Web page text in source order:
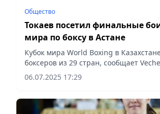
Общество
Токаев посетил финальные
мира по боксу в Астане
Кубок мира World Boxing в
боксеров из 29 стран, сообщает
06.07.2025 17:29